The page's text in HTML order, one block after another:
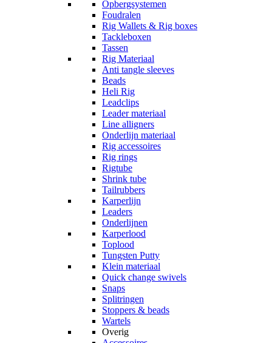
Opbergsystemen
Foudralen
Rig Wallets & Rig boxes
Tackleboxen
Tassen
Rig Materiaal
Anti tangle sleeves
Beads
Heli Rig
Leadclips
Leader materiaal
Line alligners
Onderlijn materiaal
Rig accessoires
Rig rings
Rigtube
Shrink tube
Tailrubbers
Karperlijn
Leaders
Onderlijnen
Karperlood
Toplood
Tungsten Putty
Klein materiaal
Quick change swivels
Snaps
Splitringen
Stoppers & beads
Wartels
Overig